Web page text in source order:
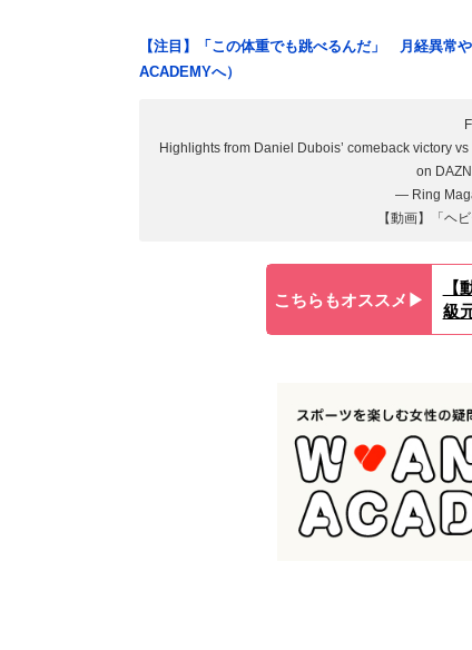
【注目】「この体重でも跳べるんだ」 月経異常
ACADEMYへ）
Highlights from Daniel Dubois’ comeback victory
on
— Ring
【動画】「ヘ
こちらもオススメ▶︎
【
級